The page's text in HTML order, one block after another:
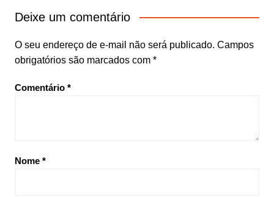
Deixe um comentário
O seu endereço de e-mail não será publicado. Campos
obrigatórios são marcados com *
Comentário *
Nome *